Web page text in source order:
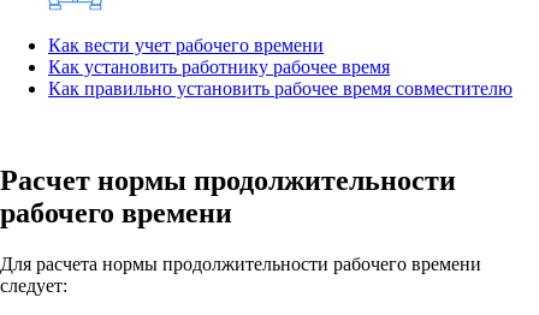
Как вести учет рабочего времени
Как установить работнику рабочее время
Как правильно установить рабочее время совместителю
Расчет нормы продолжительности
рабочего времени
Для расчета нормы продолжительности рабочего времени
следует: